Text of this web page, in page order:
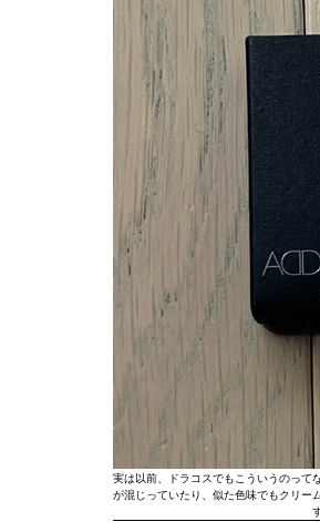
実は以前、ドラコスでもこういうのって
が混じっていたり、似た色味でもクリー